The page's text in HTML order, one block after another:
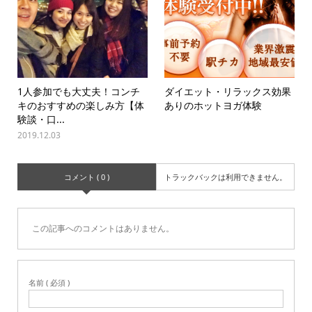
1人参加でも大丈夫！コンチ
キのおすすめの楽しみ方【体
験談・口...
2019.12.03
ダイエット・リラックス効果
ありのホットヨガ体験
コメント ( 0 ) トラックバックは利用できません。
この記事へのコメントはありません。
名前 ( 必須 )